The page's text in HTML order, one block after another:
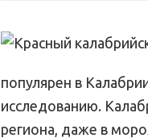
популярен в
исследованию.
региона, даже в